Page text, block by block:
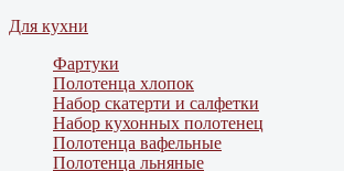
Для кухни
Фартуки
Полотенца хлопок
Набор скатерти и салфетки
Набор кухонных полотенец
Полотенца вафельные
Полотенца льняные